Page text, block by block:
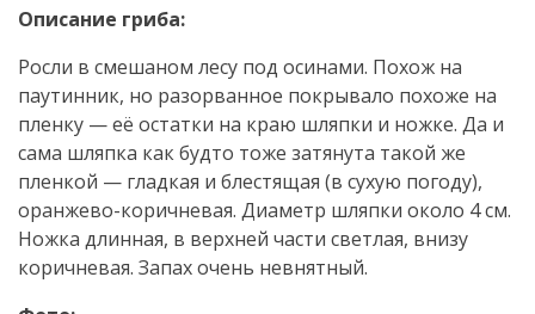
Описание гриба:
Росли в смешаном лесу под осинами. Похож на
паутинник, но разорванное покрывало похоже на
пленку — её остатки на краю шляпки и ножке. Да и
сама шляпка как будто тоже затянута такой же
пленкой — гладкая и блестящая (в сухую погоду),
оранжево-коричневая. Диаметр шляпки около 4 см.
Ножка длинная, в верхней части светлая, внизу
коричневая. Запах очень невнятный.